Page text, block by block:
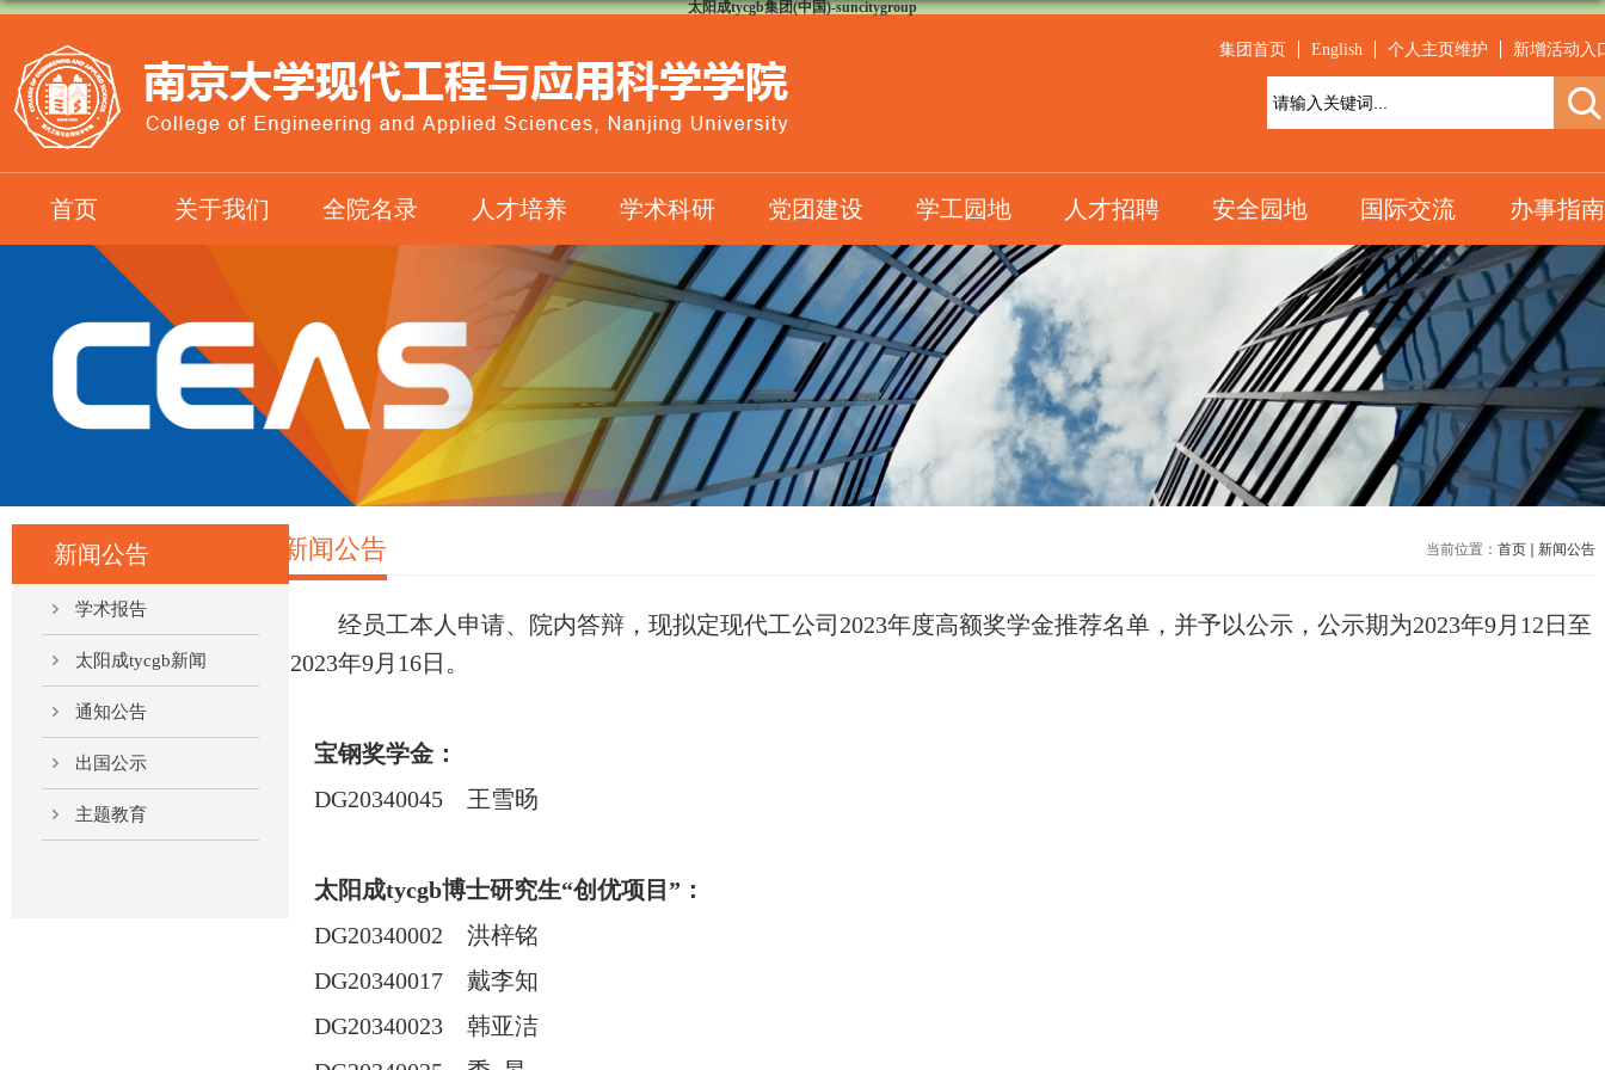
太阳成tycgb集团(中国)-suncitygroup
集团首页 English 个人主页维护 新增活动入
首页 关于我们 全院名录 人才培养 学术科研 党团建设 学工园地 人才招聘 安全园地 国际交流 办事指南
新闻公告
学术报告
太阳成tycgb新闻
通知公告
出国公示
主题教育
新闻公告 当前位置： 首页 新闻公告
经员工本人申请、院内答辩，现拟定现代工公司 2023年度高额奖学金推荐名单，并予以公示，公示期为2023年9月 12 日至
2023年9月 16日。
宝钢奖学金：
DG20340045 王雪旸
太阳成tycgb博士研究生“创优项目 ” ：
DG20340002 洪梓铭
DG20340017 戴李知
DG20340023 韩亚洁